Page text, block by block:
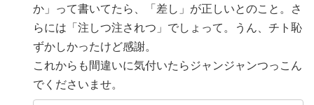
か」って書いてたら、「差し」が正しいとのこと。さ
らには「注しつ注されつ」でしょって。うん、チト恥
ずかしかったけど感謝。
これからも間違いに気付いたらジャンジャンつっこん
でくださいませ。